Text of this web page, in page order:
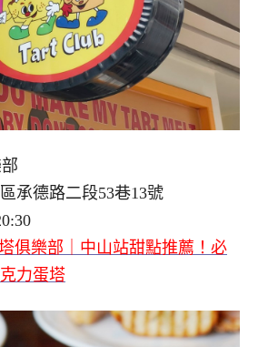
承德路二段53巷13號
俱樂部｜中山站甜點推薦！必
力蛋塔